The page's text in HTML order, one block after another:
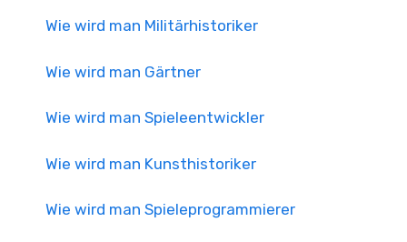
Wie wird man Militärhistoriker
Wie wird man Gärtner
Wie wird man Spieleentwickler
Wie wird man Kunsthistoriker
Wie wird man Spieleprogrammierer